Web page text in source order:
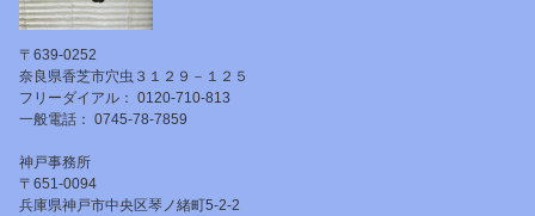
〒639-0252
奈良県香芝市穴虫３１２９－１２５
フリーダイアル： 0120-710-813
一般電話： 0745-78-7859
神戸事務所
〒651-0094
兵庫県神戸市中央区琴ノ緒町5-2-2